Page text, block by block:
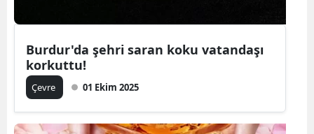
Burdur'da şehri saran koku vatandaşı
korkuttu!
Çevre 01 Ekim 2025